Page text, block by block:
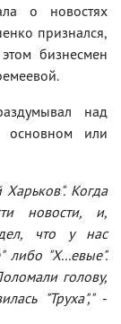
о новостях
признался,
бизнесмен
над
основном или
Харьков". Когда
новости, и,
что у нас
либо "Х...евые".
голову,
"Труха","-